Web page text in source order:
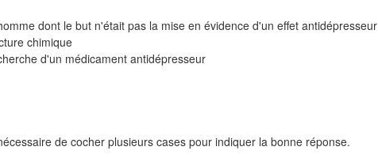
dont le but n'était pas la mise en évidence d'un effet antidépresseur
chimique
d'un médicament antidépresseur
de cocher plusieurs cases pour indiquer la bonne réponse.